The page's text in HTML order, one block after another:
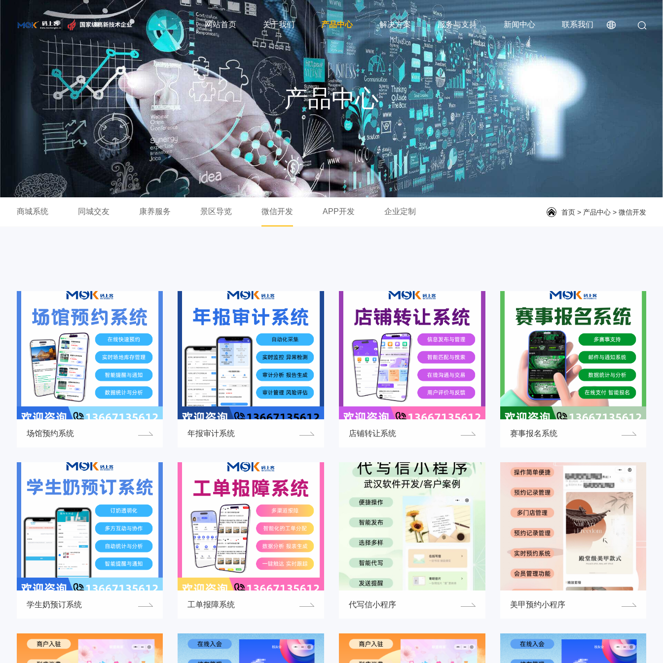
网站首页 关于我们 产品中心 解决方案 服务与支持 新闻中心 联系我们
产品中心
商城系统 同城交友 康养服务 景区导览 微信开发 APP开发 企业定制 首页 > 产品中心 >微信开发
场馆预约系统 年报审计系统 店铺转让系统 赛事报名系统
学生奶预订系统 工单报障系统 代写信小程序 美甲预约小程序